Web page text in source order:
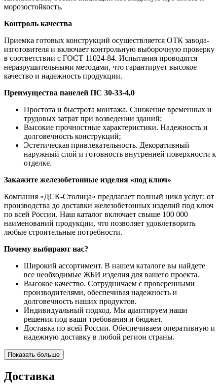
морозостойкость.
Контроль качества
Приемка готовых конструкций осуществляется ОТК завода-
изготовителя и включает контрольную выборочную проверку
в соответствии с ГОСТ 11024-84. Испытания проводятся
неразрушительными методами, что гарантирует высокое
качество и надежность продукции.
Преимущества панелей ПС 30-33-4,0
Простота и быстрота монтажа. Снижение временных и
трудовых затрат при возведении зданий;
Высокие прочностные характеристики. Надежность и
долговечность конструкций;
Эстетическая привлекательность. Декоративный
наружный слой и готовность внутренней поверхности к
отделке.
Закажите железобетонные изделия «под ключ»
Компания «ДСК-Столица» предлагает полный цикл услуг: от
производства до доставки железобетонных изделий под ключ
по всей России. Наш каталог включает свыше 100 000
наименований продукции, что позволяет удовлетворить
любые строительные потребности.
Почему выбирают нас?
Широкий ассортимент. В нашем каталоге вы найдете
все необходимые ЖБИ изделия для вашего проекта.
Высокое качество. Сотрудничаем с проверенными
производителями, обеспечивая надежность и
долговечность наших продуктов.
Индивидуальный подход. Мы адаптируем наши
решения под ваши требования и бюджет.
Доставка по всей России. Обеспечиваем оперативную и
надежную доставку в любой регион страны.
Показать больше
Доставка